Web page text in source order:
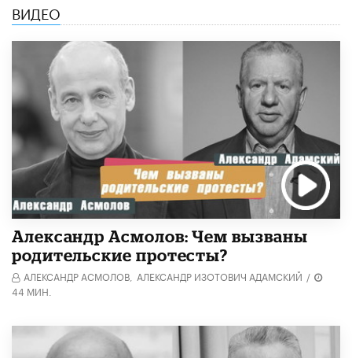
ВИДЕО
Александр Асмолов: Чем вызваны
родительские протесты?
АЛЕКСАНДР АСМОЛОВ, АЛЕКСАНДР ИЗОТОВИЧ АДАМСКИЙ /
44 МИН.